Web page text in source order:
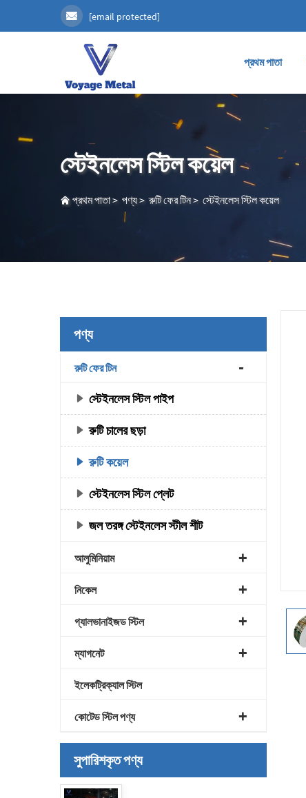
[email protected]
প্রথম পাতা
স্টেইনলেস স্টিল কয়েল
প্রথম পাতা> পণ্য>রুটি ফের টিন> স্টেইনলেস স্টিল কয়েল
পণ্য
রুটি ফের টিন
স্টেইনলেস স্টিল পাইপ
রুটি চালের ছড়া
রুটি কয়েল
স্টেইনলেস স্টিল প্লেট
জল তরঙ্গ স্টেইনলেস স্টীল শীট
আলুমিনিয়াম
নিকেল
গ্যালভানাইজড স্টিল
ম্যাগনেট
ইলেকট্রিক্যাল স্টিল
কোটেড স্টিল পণ্য
সুপারিশকৃত পণ্য